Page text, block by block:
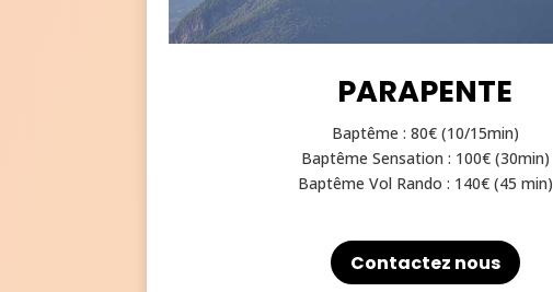
PARAPENTE
Baptême : 80€ (10/15min)
Baptême Sensation : 100€ (30min)
Baptême Vol Rando : 140€ (45 min)
Contactez nous